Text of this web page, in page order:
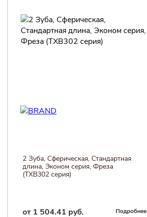
2 Зуба, Сферическая, Стандартная
длина, Эконом серия, Фреза
(TXB302 серия)
от 1 504.41 руб. Подробнее